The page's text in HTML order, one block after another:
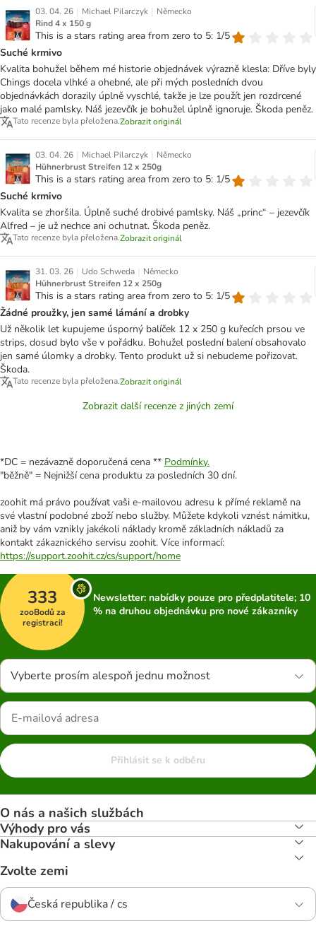
03. 04. 26 | Michael Pilarczyk | Německo
Rind 4 x 150 g
This is a stars rating area from zero to 5: 1/5
Suché krmivo
Kvalita bohužel během mé historie objednávek výrazně klesla: Dříve byly
Chings docela vlhké a ohebné, ale při mých posledních dvou
objednávkách dorazily úplně vyschlé, takže je lze použít jen rozdrcené
jako malé pamlsky. Náš jezevčík je bohužel úplně ignoruje. Škoda peněz.
Tato recenze byla přeložena.Zobrazit originál
03. 04. 26 | Michael Pilarczyk | Německo
Hühnerbrust Streifen 12 x 250g
This is a stars rating area from zero to 5: 1/5
Suché krmivo
Kvalita se zhoršila. Úplně suché drobivé pamlsky. Náš „princ“ – jezevčík
Alfred – je už nechce ani ochutnat. Škoda peněz.
Tato recenze byla přeložena.Zobrazit originál
31. 03. 26 | Udo Schweda | Německo
Hühnerbrust Streifen 12 x 250g
This is a stars rating area from zero to 5: 1/5
Žádné proužky, jen samé lámání a drobky
Už několik let kupujeme úsporný balíček 12 x 250 g kuřecích prsou ve
strips, dosud bylo vše v pořádku. Bohužel poslední balení obsahovalo
jen samé úlomky a drobky. Tento produkt už si nebudeme pořizovat.
Škoda.
Tato recenze byla přeložena.Zobrazit originál
Zobrazit další recenze z jiných zemí
*DC = nezávazně doporučená cena ** Podmínky.
"běžně" = Nejnižší cena produktu za posledních 30 dní.
zoohit má právo používat vaši e-mailovou adresu k přímé reklamě na
své vlastní podobné zboží nebo služby. Můžete kdykoli vznést námitku,
aniž by vám vznikly jakékoli náklady kromě základních nákladů za
kontakt zákaznického servisu zoohit. Více informací:
https://support.zoohit.cz/cs/support/home
333
zooBodů za
registraci!
Newsletter: nabídky pouze pro předplatitele; 10
% na druhou objednávku pro nové zákazníky
Vyberte prosím alespoň jednu možnost
Přihlásit se k odběru
O nás a našich službách
Výhody pro vás
Nakupování a slevy
Zvolte zemi
Česká republika / cs